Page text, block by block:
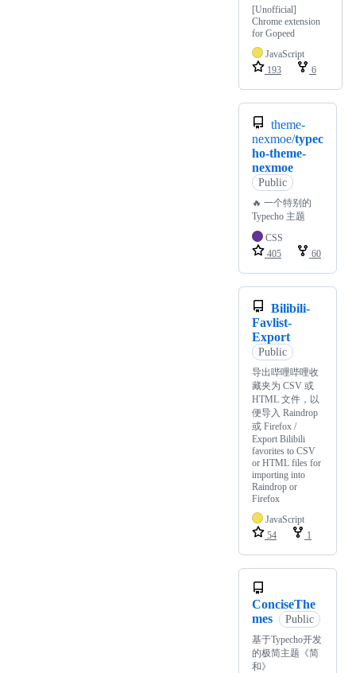
[Unofficial]
Chrome extension
for Gopeed
JavaScript
193
6
theme-
nexmoe/typec
ho-theme-
nexmoe
Public
🔥 一个特别的
Typecho 主题
CSS
405
60
Bilibili-
Favlist-
Export
Public
导出哔哩哔哩收
藏夹为 CSV 或
HTML 文件，以
便导入 Raindrop
或 Firefox /
Export Bilibili
favorites to CSV
or HTML files for
importing into
Raindrop or
Firefox
JavaScript
54
1
ConciseThe
mes
Public
基于Typecho开发
的极简主题《简
和》